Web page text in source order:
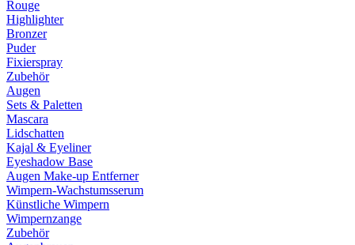
Rouge
Highlighter
Bronzer
Puder
Fixierspray
Zubehör
Augen
Sets & Paletten
Mascara
Lidschatten
Kajal & Eyeliner
Eyeshadow Base
Augen Make-up Entferner
Wimpern-Wachstumsserum
Künstliche Wimpern
Wimpernzange
Zubehör